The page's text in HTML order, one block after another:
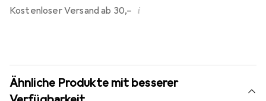
Kostenloser Versand ab 30,– i
Ähnliche Produkte mit besserer